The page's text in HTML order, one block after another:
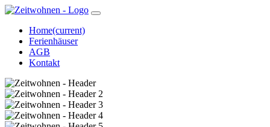
Home(current)
Ferienhäuser
AGB
Kontakt